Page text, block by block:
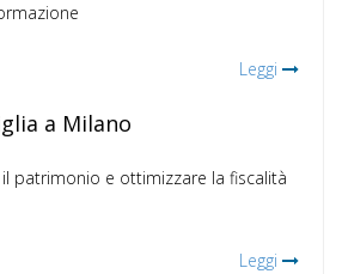
Leggi
a Milano
patrimonio e ottimizzare la fiscalità
Leggi